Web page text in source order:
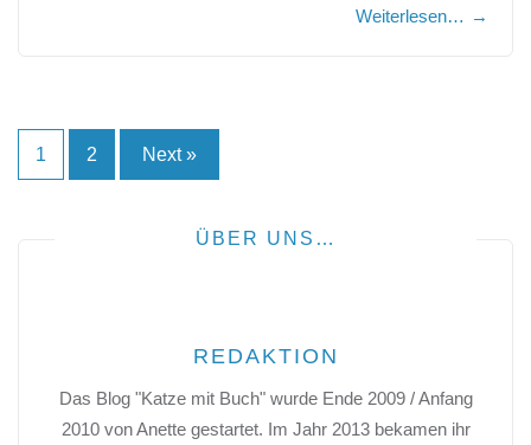
Weiterlesen… →
Seitennummerierung
1 2 Next »
ÜBER UNS…
REDAKTION
Das Blog "Katze mit Buch" wurde Ende 2009 / Anfang
2010 von Anette gestartet. Im Jahr 2013 bekamen ihr